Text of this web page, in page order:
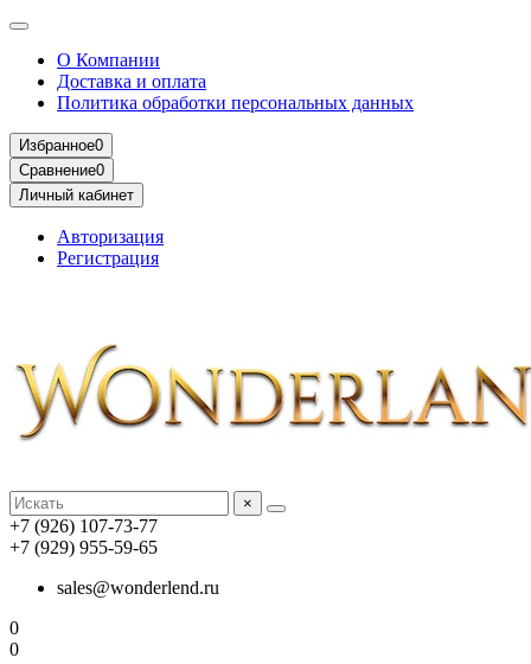
О Компании
Доставка и оплата
Политика обработки персональных данных
Избранное0
Сравнение0
Личный кабинет
Авторизация
Регистрация
×
+7 (926) 107-73-77
+7 (929) 955-59-65
sales@wonderlend.ru
0
0